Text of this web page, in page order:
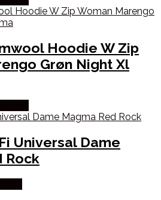
Hoodie W Zip
Grøn Night Xl
Universal Dame
Rock